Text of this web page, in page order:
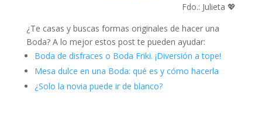
Fdo.: Julieta 💖
¿Te casas y buscas formas originales de hacer una
Boda? A lo mejor estos post te pueden ayudar:
Boda de disfraces o Boda Friki. ¡Diversión a tope!
Mesa dulce en una Boda: qué es y cómo hacerla
¿Solo la novia puede ir de blanco?